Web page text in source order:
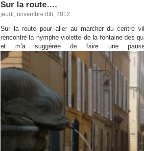
Sur la route….
jeudi, novembre 8th, 2012
Sur la route pour aller au marcher du centre
rencontré la nymphe violette de la fontaine des
et m’a suggérée de faire une